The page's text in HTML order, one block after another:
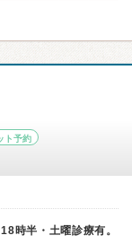
ト予約
時半・土曜診療有。